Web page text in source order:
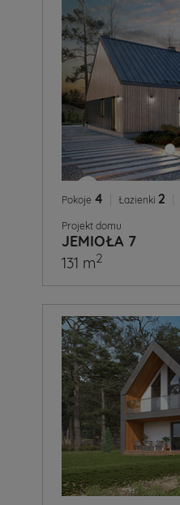
Pokoje 4 Łazienki 2
Projekt domu
JEMIOŁA 7
131 m2